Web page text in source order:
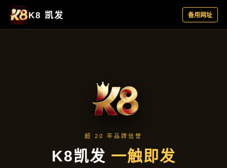
行业资讯
首页 行业资讯